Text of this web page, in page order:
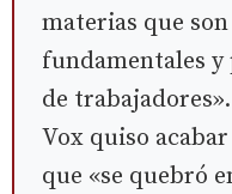
materias que
fundamentales
de
Vox quiso
que «se quebró